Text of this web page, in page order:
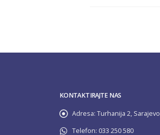
KONTAKTIRAJTE NAS
Adresa: Turhanija 2, Sarajevo
Telefon: 033 250 580